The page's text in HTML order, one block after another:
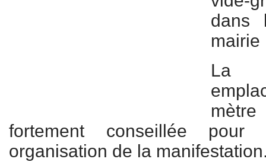
dans
mairie
La
fortement conseillée
organisation de la